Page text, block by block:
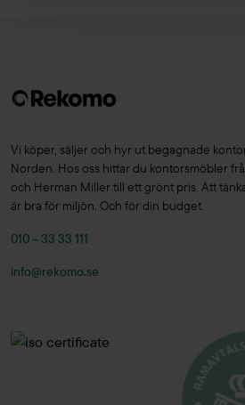
Vi köper, säljer och hyr ut begagnade
Norden. Hos oss hittar du kontorsmöbler
och Herman Miller till ett grönt pris. Att
är bra för miljön. Och för din budget.
010 – 33 33 111
info@rekomo.se